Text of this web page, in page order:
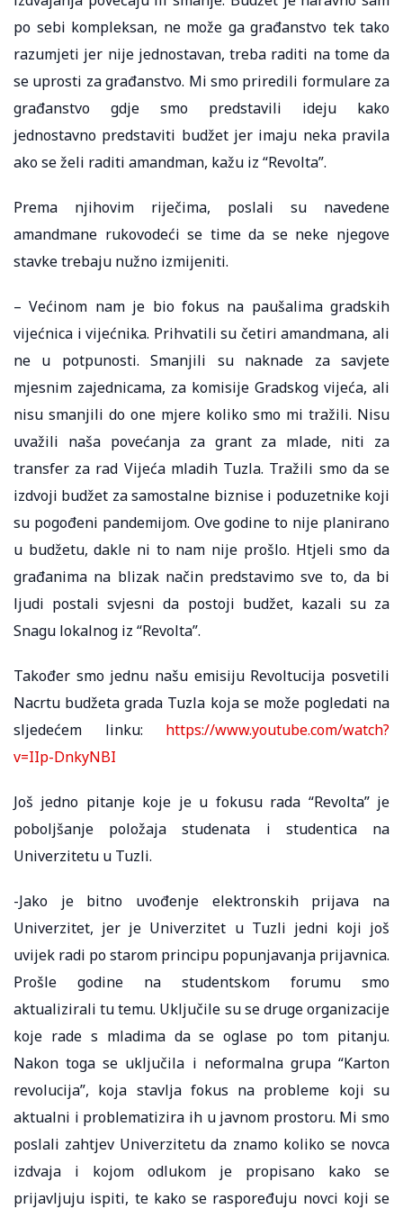
po sebi kompleksan, ne može ga građanstvo tek tako
razumjeti jer nije jednostavan, treba raditi na tome da
se uprosti za građanstvo. Mi smo priredili formulare za
građanstvo gdje smo predstavili ideju kako
jednostavno predstaviti budžet jer imaju neka pravila
ako se želi raditi amandman, kažu iz “Revolta”.
Prema njihovim riječima, poslali su navedene
amandmane rukovodeći se time da se neke njegove
stavke trebaju nužno izmijeniti.
– Većinom nam je bio fokus na paušalima gradskih
vijećnica i vijećnika. Prihvatili su četiri amandmana, ali
ne u potpunosti. Smanjili su naknade za savjete
mjesnim zajednicama, za komisije Gradskog vijeća, ali
nisu smanjili do one mjere koliko smo mi tražili. Nisu
uvažili naša povećanja za grant za mlade, niti za
transfer za rad Vijeća mladih Tuzla. Tražili smo da se
izdvoji budžet za samostalne biznise i poduzetnike koji
su pogođeni pandemijom. Ove godine to nije planirano
u budžetu, dakle ni to nam nije prošlo. Htjeli smo da
građanima na blizak način predstavimo sve to, da bi
ljudi postali svjesni da postoji budžet, kazali su za
Snagu lokalnog iz “Revolta”.
Također smo jednu našu emisiju Revoltucija posvetili
Nacrtu budžeta grada Tuzla koja se može pogledati na
sljedećem linku: https://www.youtube.com/watch?
v=IIp-DnkyNBI
Još jedno pitanje koje je u fokusu rada “Revolta” je
poboljšanje položaja studenata i studentica na
Univerzitetu u Tuzli.
-Jako je bitno uvođenje elektronskih prijava na
Univerzitet, jer je Univerzitet u Tuzli jedni koji još
uvijek radi po starom principu popunjavanja prijavnica.
Prošle godine na studentskom forumu smo
aktualizirali tu temu. Uključile su se druge organizacije
koje rade s mladima da se oglase po tom pitanju.
Nakon toga se uključila i neformalna grupa “Karton
revolucija”, koja stavlja fokus na probleme koji su
aktualni i problematizira ih u javnom prostoru. Mi smo
poslali zahtjev Univerzitetu da znamo koliko se novca
izdvaja i kojom odlukom je propisano kako se
prijavljuju ispiti, te kako se raspoređuju novci koji se